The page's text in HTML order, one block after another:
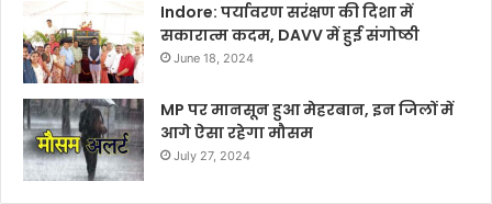
Indore: पर्यावरण सरंक्षण की दिशा में
सकारात्म कदम, DAVV में हुई संगोष्ठी
June 18, 2024
MP पर मानसून हुआ मेहरबान, इन जिलों में
आगे ऐसा रहेगा मौसम
July 27, 2024